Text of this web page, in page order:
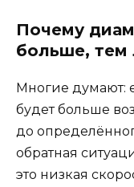
Почему
больше, тем
Многие думают:
будет больше
до
обратная
это низкая